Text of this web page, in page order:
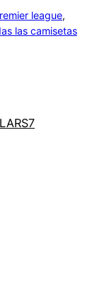
league
las camisetas